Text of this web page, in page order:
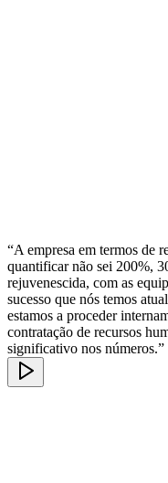
“A empresa em termos de
quantificar não sei 200%,
rejuvenescida, com as
sucesso que nós temos
estamos a proceder
contratação de recursos
significativo nos números.”